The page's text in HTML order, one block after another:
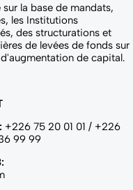
la base de mandats,
les Institutions
des structurations et
de levées de fonds sur
de capital.
+226 75 20 01 01 / +226
99 99